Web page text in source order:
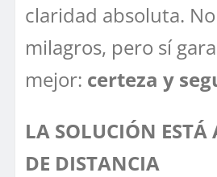
claridad absoluta.
milagros, pero sí
mejor: certeza y
LA SOLUCIÓN ESTÁ
DE DISTANCIA